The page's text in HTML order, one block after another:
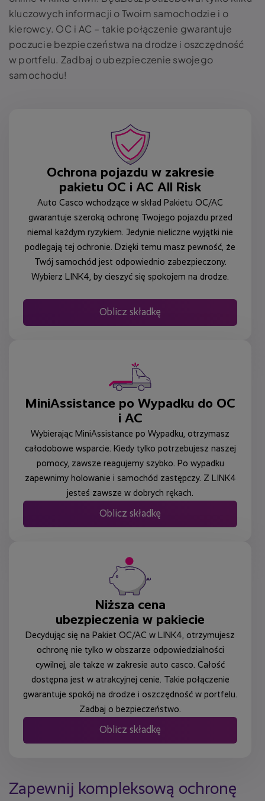
kluczowych informacji o Twoim samochodzie i o
kierowcy. OC i AC – takie połączenie gwarantuje
poczucie bezpieczeństwa na drodze i oszczędność
w portfelu. Zadbaj o ubezpieczenie swojego
samochodu!
Ochrona pojazdu w zakresie
pakietu OC i AC All Risk
Auto Casco wchodzące w skład Pakietu OC/AC
gwarantuje szeroką ochronę Twojego pojazdu przed
niemal każdym ryzykiem. Jedynie nieliczne wyjątki nie
podlegają tej ochronie. Dzięki temu masz pewność, że
Twój samochód jest odpowiednio zabezpieczony.
Wybierz LINK4, by cieszyć się spokojem na drodze.
Oblicz składkę
MiniAssistance po Wypadku do OC
i AC
Wybierając MiniAssistance po Wypadku, otrzymasz
całodobowe wsparcie. Kiedy tylko potrzebujesz naszej
pomocy, zawsze reagujemy szybko. Po wypadku
zapewnimy holowanie i samochód zastępczy. Z LINK4
jesteś zawsze w dobrych rękach.
Oblicz składkę
Niższa cena
ubezpieczenia w pakiecie
Decydując się na Pakiet OC/AC w LINK4, otrzymujesz
ochronę nie tylko w obszarze odpowiedzialności
cywilnej, ale także w zakresie auto casco. Całość
dostępna jest w atrakcyjnej cenie. Takie połączenie
gwarantuje spokój na drodze i oszczędność w portfelu.
Zadbaj o bezpieczeństwo.
Oblicz składkę
Zapewnij kompleksową ochronę